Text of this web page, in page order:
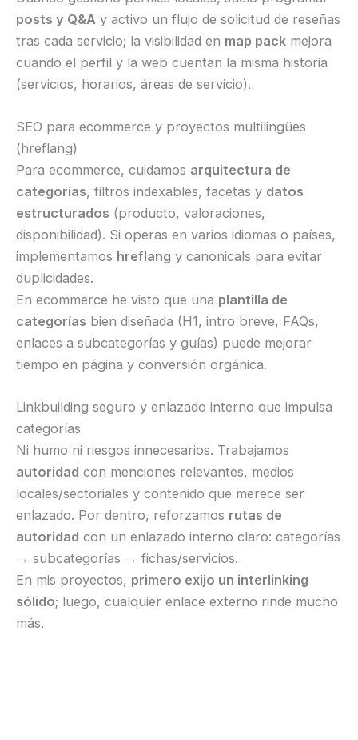
posts y Q&A y activo un flujo de solicitud de reseñas
tras cada servicio; la visibilidad en map pack mejora
cuando el perfil y la web cuentan la misma historia
(servicios, horarios, áreas de servicio).
SEO para ecommerce y proyectos multilingües
(hreflang)
Para ecommerce, cuidamos arquitectura de
categorías, filtros indexables, facetas y datos
estructurados (producto, valoraciones,
disponibilidad). Si operas en varios idiomas o países,
implementamos hreflang y canonicals para evitar
duplicidades.
En ecommerce he visto que una plantilla de
categorías bien diseñada (H1, intro breve, FAQs,
enlaces a subcategorías y guías) puede mejorar
tiempo en página y conversión orgánica.
Linkbuilding seguro y enlazado interno que impulsa
categorías
Ni humo ni riesgos innecesarios. Trabajamos
autoridad con menciones relevantes, medios
locales/sectoriales y contenido que merece ser
enlazado. Por dentro, reforzamos rutas de
autoridad con un enlazado interno claro: categorías
→ subcategorías → fichas/servicios.
En mis proyectos, primero exijo un interlinking
sólido; luego, cualquier enlace externo rinde mucho
más.